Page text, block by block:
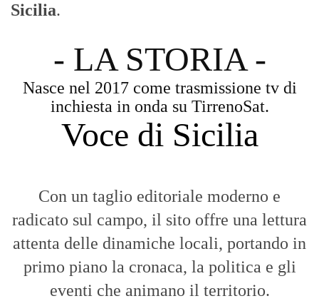
Sicilia.
- LA STORIA -
Nasce nel 2017 come trasmissione tv di
inchiesta in onda su TirrenoSat.
Voce di Sicilia
Con un taglio editoriale moderno e
radicato sul campo, il sito offre una lettura
attenta delle dinamiche locali, portando in
primo piano la cronaca, la politica e gli
eventi che animano il territorio.